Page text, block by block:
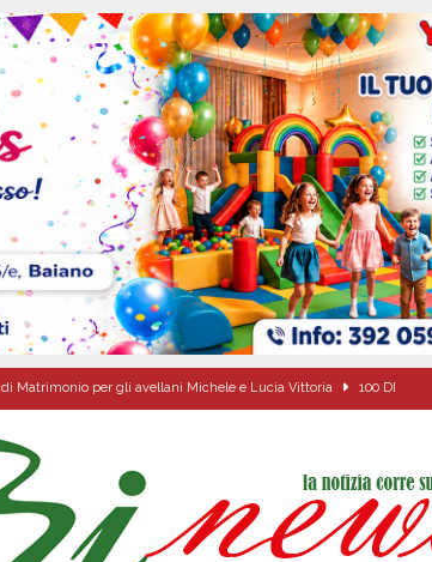
di Matrimonio per gli avellani Michele e Lucia Vittoria 100 DI
da oltre due secoli
d’intesa con la guardia Agroforestale Italiana SALERNO